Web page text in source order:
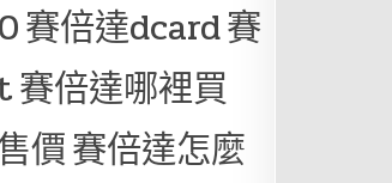
賽倍達dcard賽
賽倍達哪裡買
價賽倍達怎麼